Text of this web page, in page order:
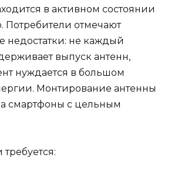
в активном состоянии
Потребители отмечают
недостатки: не каждый
выпуск антенн,
нуждается в большом
Монтирование антенны
смартфоны с цельным